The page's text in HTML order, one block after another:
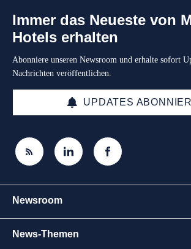
Immer das Neueste von
Hotels erhalten
Abonniere unseren Newsroom und erhalte sofort
Nachrichten veröffentlichen.
UPDATES
Newsroom
News-Themen